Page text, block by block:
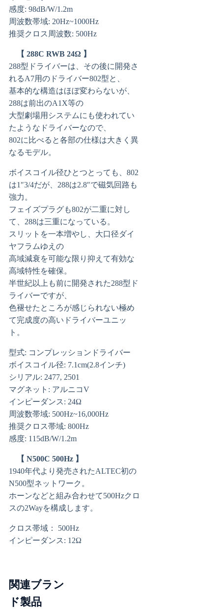
感度: 98dB/W/1.2m
周波数帯域: 20Hz~1000Hz
推奨クロス周波数: 500Hz
【 288C RWB 24Ω 】
288型ドライバーは、その後に開発さ
れるA7用のドライバー802型と、
基本的な構造はほぼ変わらないが、
288は前出のA1X等の
大型劇場用システムにも使われてい
たようなドライバーなので、
802に比べると各部の仕様は大きく異
なるモデル。
ボイスコイル径ひとつとっても、802
は1″3/4だが、288は2.8″で磁気回路も
強力。
フェイズプラグも802が二重に対し
て、288は三重になっている。
スリットを一本増やし、大口径ダイ
ヤフラムゆえの
高域減衰を可能な限り抑えて有効な
高域特性を確保。
半世紀以上も前に開発された288型ド
ライバーですが、
色褪せたところが感じられない極め
て完成度の高いドライバーユニッ
ト。
型式: コンプレッションドライバー
ボイスコイル径: 7.1cm(2.8インチ)
シリアル: 2477, 2501
マグネット: アルニコV
インピーダンス: 24Ω
周波数帯域: 500Hz~16,000Hz
推奨クロス帯域: 800Hz
感度: 115dB/W/1.2m
【 N500C 500Hz 】
1940年代より発売されたALTEC初の
N500型ネットワーク。
ホーンなどと組み合わせて500Hzクロ
スの2Wayを構成します。
クロス帯域： 500Hz
インピーダンス: 12Ω
関連ブラン
ド製品